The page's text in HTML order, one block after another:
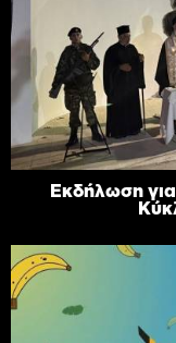
Εκδήλωση